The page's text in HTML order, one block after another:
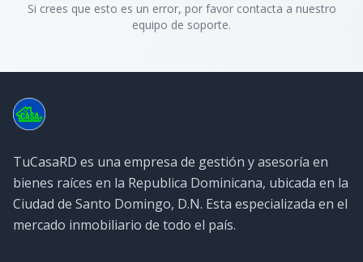
Si crees que esto es un error, por favor contacta a nuestro
equipo de soporte.
TuCasaRD es una empresa de gestión y asesoría en
bienes raíces en la Republica Dominicana, ubicada en la
Ciudad de Santo Domingo, D.N. Esta especializada en el
mercado inmobiliario de todo el país.